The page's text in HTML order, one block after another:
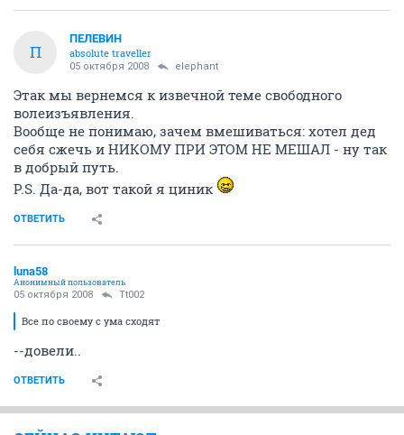
П
ПЕЛЕВИН
absolute traveller
05 октября 2008 elephant
Этак мы вернемся к извечной теме свободного
волеизъявления.
Вообще не понимаю, зачем вмешиваться: хотел дед
себя сжечь и НИКОМУ ПРИ ЭТОМ НЕ МЕШАЛ - ну так
в добрый путь.
P.S. Да-да, вот такой я циник
ОТВЕТИТЬ
luna58
Анонимный пользователь
05 октября 2008 Tt002
Все по своему с ума сходят
--довели..
ОТВЕТИТЬ